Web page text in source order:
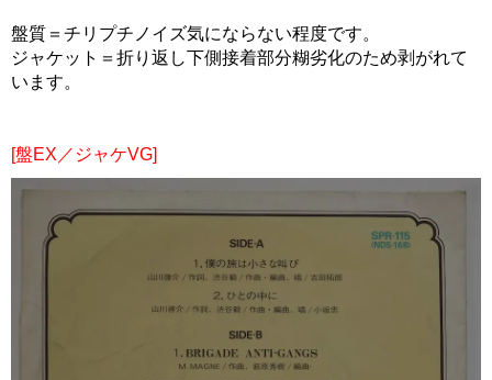
盤質＝チリプチノイズ気にならない程度です。
ジャケット＝折り返し下側接着部分糊劣化のため剥がれて
います。
[盤EX／ジャケVG]